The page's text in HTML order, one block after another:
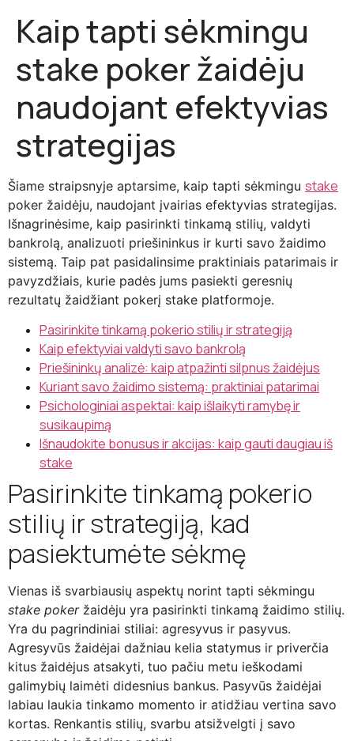
Kaip tapti sėkmingu
stake poker žaidėju
naudojant efektyvias
strategijas
Šiame straipsnyje aptarsime, kaip tapti sėkmingu stake
poker žaidėju, naudojant įvairias efektyvias strategijas.
Išnagrinėsime, kaip pasirinkti tinkamą stilių, valdyti
bankrolą, analizuoti priešininkus ir kurti savo žaidimo
sistemą. Taip pat pasidalinsime praktiniais patarimais ir
pavyzdžiais, kurie padės jums pasiekti geresnių
rezultatų žaidžiant pokerį stake platformoje.
Pasirinkite tinkamą pokerio stilių ir strategiją
Kaip efektyviai valdyti savo bankrolą
Priešininkų analizė: kaip atpažinti silpnus žaidėjus
Kuriant savo žaidimo sistemą: praktiniai patarimai
Psichologiniai aspektai: kaip išlaikyti ramybę ir
susikaupimą
Išnaudokite bonusus ir akcijas: kaip gauti daugiau iš
stake
Pasirinkite tinkamą pokerio
stilių ir strategiją, kad
pasiektumėte sėkmę
Vienas iš svarbiausių aspektų norint tapti sėkmingu
stake pokeržaidėju yra pasirinkti tinkamą žaidimo stilių.
Yra du pagrindiniai stiliai: agresyvus ir pasyvus.
Agresyvūs žaidėjai dažniau kelia statymus ir priverčia
kitus žaidėjus atsakyti, tuo pačiu metu ieškodami
galimybių laimėti didesnius bankus. Pasyvūs žaidėjai
labiau laukia tinkamo momento ir atidžiau vertina savo
kortas. Renkantis stilių, svarbu atsižvelgti į savo